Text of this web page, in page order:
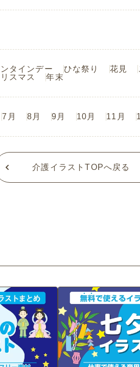
タインデー ひな祭り 花見
スマス 年末
7月 8月 9月 10月 11月
介護イラストTOPへ戻る